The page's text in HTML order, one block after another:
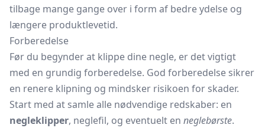
tilbage mange gange over i form af bedre ydelse og
længere produktlevetid.
Forberedelse
Før du begynder at klippe dine negle, er det vigtigt
med en grundig forberedelse. God forberedelse sikrer
en renere klipning og mindsker risikoen for skader.
Start med at samle alle nødvendige redskaber: en
negleklipper, neglefil, og eventuelt en neglebørste.